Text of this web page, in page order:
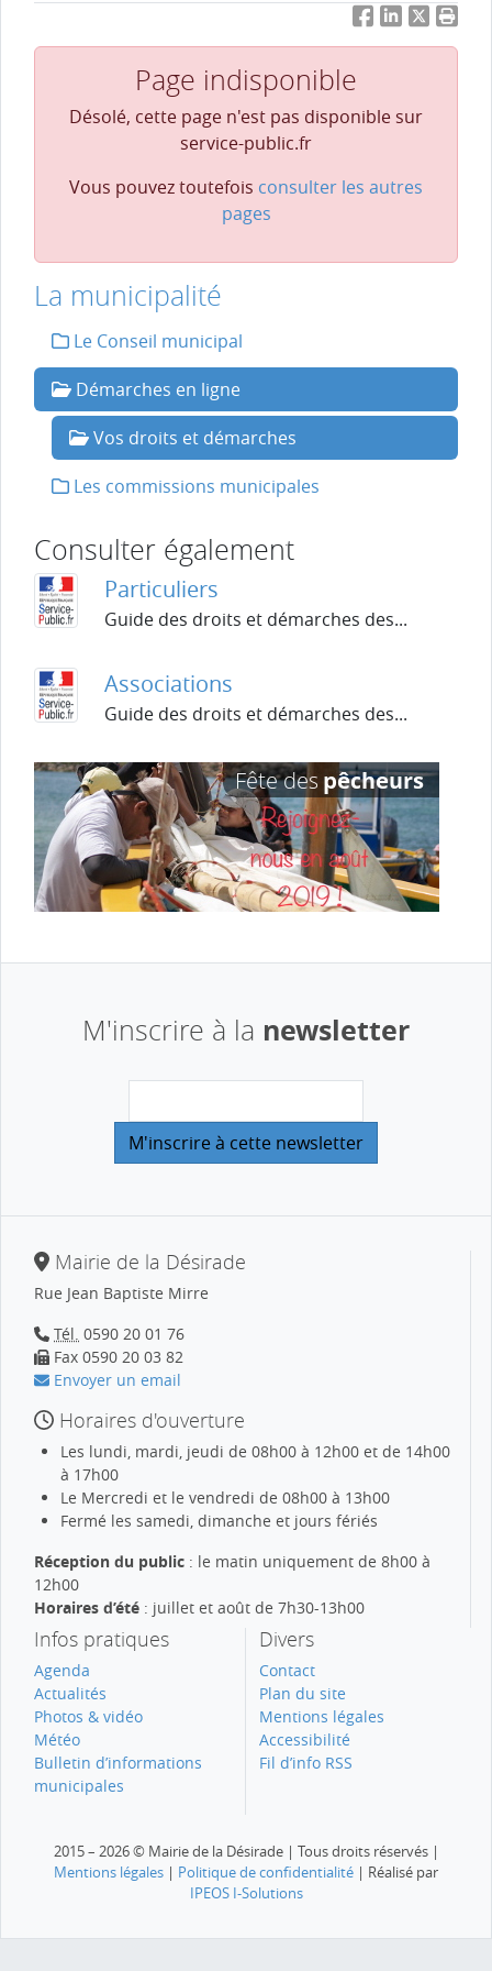
FacebookLinkedIn
Twitter
Page indisponible
Désolé, cette page n'est pas disponible sur
service-public.fr
Vous pouvez toutefois consulter les autres
pages
La municipalité
Le Conseil municipal
Démarches en ligne
Vos droits et démarches
Les commissions municipales
Consulter également
Particuliers
Guide des droits et démarches des...
Associations
Guide des droits et démarches des...
M'inscrire à la newsletter
Mairie de la Désirade
Rue Jean Baptiste Mirre
Tél. 0590 20 01 76
Fax 0590 20 03 82
Envoyer un email
Horaires d'ouverture
Les lundi, mardi, jeudi de 08h00 à 12h00 et de 14h00
à 17h00
Le Mercredi et le vendredi de 08h00 à 13h00
Fermé les samedi, dimanche et jours fériés
Réception du public : le matin uniquement de 8h00 à
12h00
Horaires d’été : juillet et août de 7h30-13h00
Infos pratiques
Agenda
Actualités
Photos & vidéo
Météo
Bulletin d’informations
municipales
Divers
Contact
Plan du site
Mentions légales
Accessibilité
Fil d’info RSS
2015 – 2026 © Mairie de la Désirade | Tous droits réservés |
Mentions légales | Politique de confidentialité | Réalisé par
IPEOS I-Solutions